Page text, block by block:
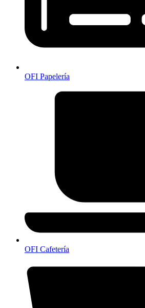
OFI Papelería
OFI Cafetería